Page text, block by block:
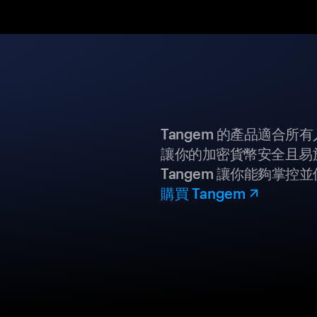
Tangem 的產品適合所
讓你的加密貨幣安全且
Tangem 讓你能夠掌控
購買 Tangem